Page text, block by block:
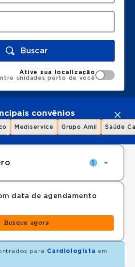
Buscar
Ative sua localização
unidades perto de você
convênios
Mediservice Grupo Amil Saúde
1
data de agendamento
Busque agora
para Cardiologista em